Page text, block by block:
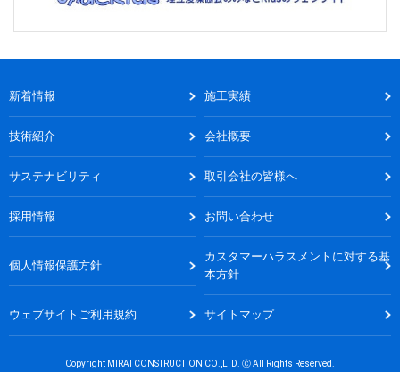
新着情報 施工実績
技術紹介 会社概要
サステナビリティ 取引会社の皆様へ
採用情報 お問い合わせ
個人情報保護方針
カスタマーハラスメントに対する基
本方針
ウェブサイトご利用規約 サイトマップ
Copyright MIRAI CONSTRUCTION CO.,LTD. Ⓒ All Rights Reserved.